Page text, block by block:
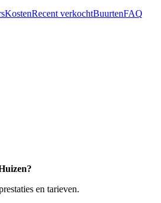
KostenRecent verkochtBuurtenFAQ
en tarieven.